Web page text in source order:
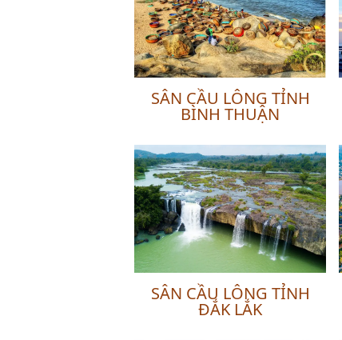
SÂN CẦU LÔNG TỈNH
BÌNH THUẬN
SÂN CẦU LÔNG TỈNH
ĐẮK LẮK